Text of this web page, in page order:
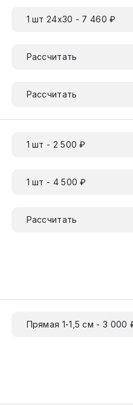
1 шт 24х30 - 7 460 ₽
Рассчитать
Рассчитать
1 шт - 2 500 ₽
1 шт - 4 500 ₽
Рассчитать
Прямая 1-1,5 см - 3 000